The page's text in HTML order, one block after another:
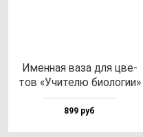
Имен­ная ва­за для цве­
тов «Учи­те­лю би­оло­гии»
899 руб